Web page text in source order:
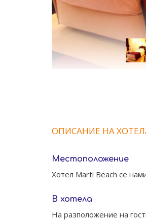
ОПИСАНИЕ НА
Местоположение
Хотел Marti Beach се
В хотела
На разположение на